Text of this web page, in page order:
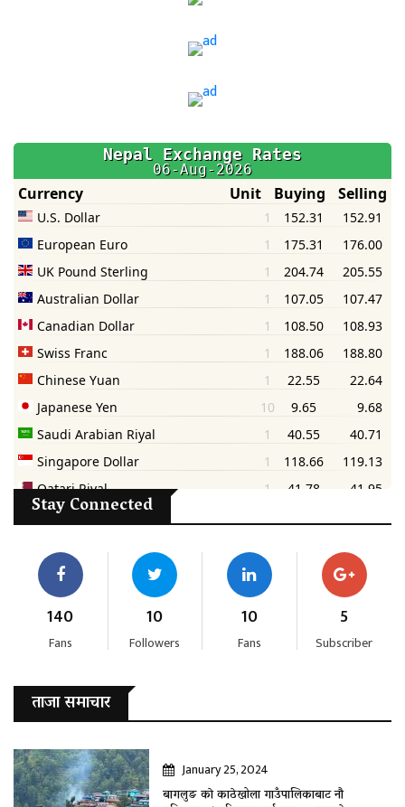
Stay Connected
140
Fans
10
Followers
10
Fans
5
Subscriber
ताजा समाचार
January 25, 2024
बागलुङ काे काठेखोला गाउँपालिकाबाट नौ